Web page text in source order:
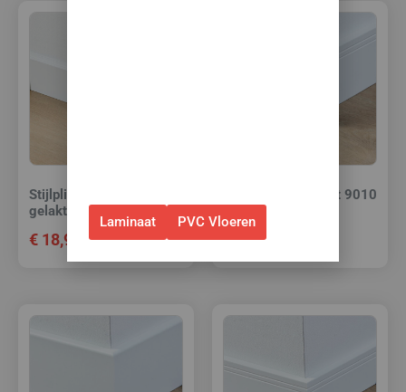
Stijlplint Praag Wit 9010
gelakt 9 cm.
€ 18,95
Stijlplint Milaan Wit 9010
gelakt 9 cm.
€18,95
Laminaat PVC Vloeren